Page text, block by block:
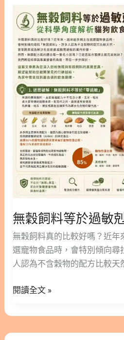
的比重（Specific Gravity）也
變化能大幅降低尿液中草酸
和度，進而有效降低泌尿道
教學：如何漸進式調整「乾
乾乾全部換成濕食，通常會
吃」的窘境。貓咪對氣味、
執，轉換飲食必須要有耐心
黃金標準的轉換時程表，但根
牠們共度快樂的時光。只要掌
能讓毛孩在面對疾病時少受
錄 內容目錄 : 顯示/隱藏 1. 什
識疾病成因 2. 貓急性腎衰竭
如何察覺異常？不可忽視的
檢報告：貓腎臟指數代表什麼
來該怎麼辦？ 5. 貓咪初期腎
整原則 5.1. 原則（1）│鼓勵
5.2. 原則（2）│選擇適當的
5.3 原則（3）│循序漸進轉
貓腎臟病壽命有多長？各階
後的旅程：貓腎衰竭末期症
期壽命與生活品質評估 7.2.
指南 8. 為愛貓打造專屬的健
衰竭的5個常見問題 FAQ Q1
Q2：發現貓腎指數降不下來該
貓一定要吃處方飼料嗎？ Q4
以維持多長？ Q5：如何陪伴
階段？ 10. 貓腎衰竭懶人包 ○
粉絲團，用營養蘊育健康！
持體內水分與電解質平衡，是
天生較不愛喝水，這使得牠們
無穀飼料真的比較好嗎？近年
選寵物食品時，會特別傾向尋
人認為不含穀物的配方比較天
的適合每一隻毛小孩嗎？它是
這篇文章林安安營養師將為您
料的真實差異。期望能幫助您
穀
飼
料
等
於
過
敏
星？
從
科
學
角
析
貓
狗
飲
的
相
閱讀全文 »